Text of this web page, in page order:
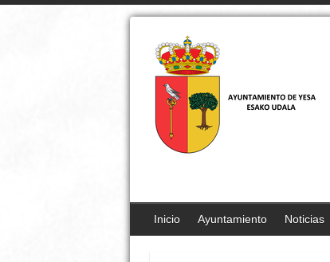
Inicio Ayuntamiento Noticias